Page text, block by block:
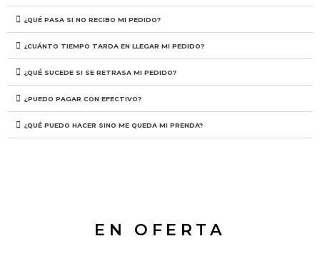
¿QUÉ PASA SI NO RECIBO MI PEDIDO?
¿CUÁNTO TIEMPO TARDA EN LLEGAR MI PEDIDO?
¿QUÉ SUCEDE SI SE RETRASA MI PEDIDO?
¿PUEDO PAGAR CON EFECTIVO?
¿QUÉ PUEDO HACER SINO ME QUEDA MI PRENDA?
EN OFERTA